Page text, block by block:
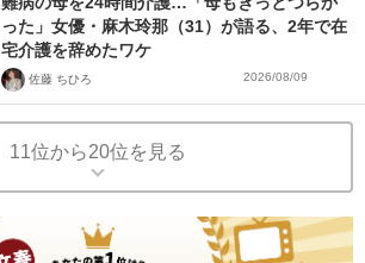
った」女優・麻木玲那（31）が語る、2年で在
宅介護を辞めたワケ
佐藤 ちひろ 2026/08/09
11位から20位を見る